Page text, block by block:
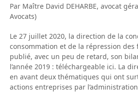
Par Maître David DEHARBE, avocat
Avocats)
Le 27 juillet 2020, la direction de la
consommation et de la répression des
publié, avec un peu de retard, son
l’année 2019 : téléchargeable ici. La
en avant deux thématiques qui ont
actions entreprises par